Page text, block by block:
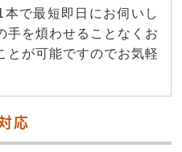
で最短即日にお伺いし
手を煩わせることなくお
とが可能ですのでお気軽
応